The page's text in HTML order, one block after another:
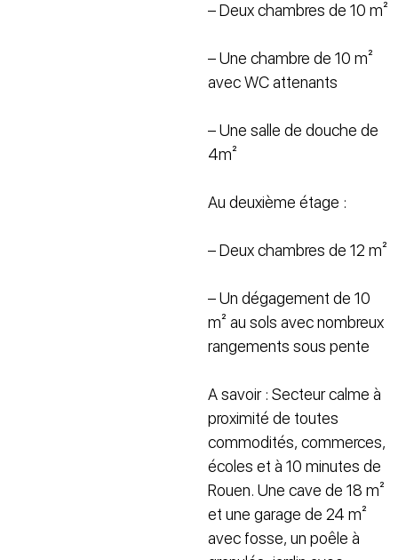
– Deux chambres de 10 m²
– Une chambre de 10 m²
avec WC attenants
– Une salle de douche de
4m²
Au deuxième étage :
– Deux chambres de 12 m²
– Un dégagement de 10
m² au sols avec nombreux
rangements sous pente
A savoir : Secteur calme à
proximité de toutes
commodités, commerces,
écoles et à 10 minutes de
Rouen. Une cave de 18 m²
et une garage de 24 m²
avec fosse, un poêle à